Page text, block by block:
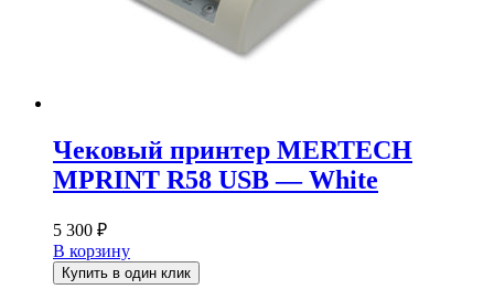
Чековый принтер MERTECH
MPRINT R58 USB — White
5 300 ₽
В корзину
Купить в один клик